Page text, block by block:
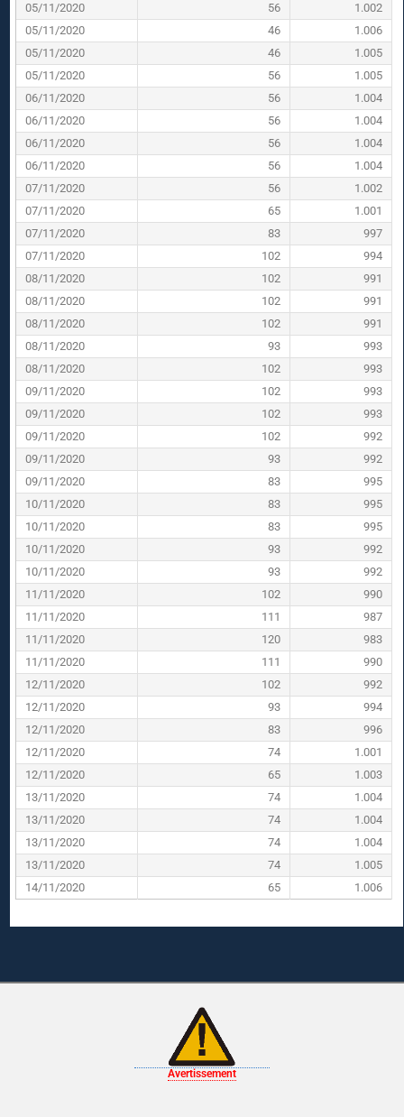
05/11/2020
56
1.002
05/11/2020
46
1.006
05/11/2020
46
1.005
05/11/2020
56
1.005
06/11/2020
56
1.004
06/11/2020
56
1.004
06/11/2020
56
1.004
06/11/2020
56
1.004
07/11/2020
56
1.002
07/11/2020
65
1.001
07/11/2020
83
997
07/11/2020
102
994
08/11/2020
102
991
08/11/2020
102
991
08/11/2020
102
991
08/11/2020
93
993
08/11/2020
102
993
09/11/2020
102
993
09/11/2020
102
993
09/11/2020
102
992
09/11/2020
93
992
09/11/2020
83
995
10/11/2020
83
995
10/11/2020
83
995
10/11/2020
93
992
10/11/2020
93
992
11/11/2020
102
990
11/11/2020
111
987
11/11/2020
120
983
11/11/2020
111
990
12/11/2020
102
992
12/11/2020
93
994
12/11/2020
83
996
12/11/2020
74
1.001
12/11/2020
65
1.003
13/11/2020
74
1.004
13/11/2020
74
1.004
13/11/2020
74
1.004
13/11/2020
74
1.005
14/11/2020
65 1.006
Avertissement